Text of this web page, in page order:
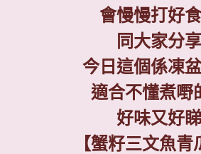
會慢慢打好
同大家分享
今日這個係凍
適合不懂煮嘢
好味又好睇
【蟹籽三文魚青